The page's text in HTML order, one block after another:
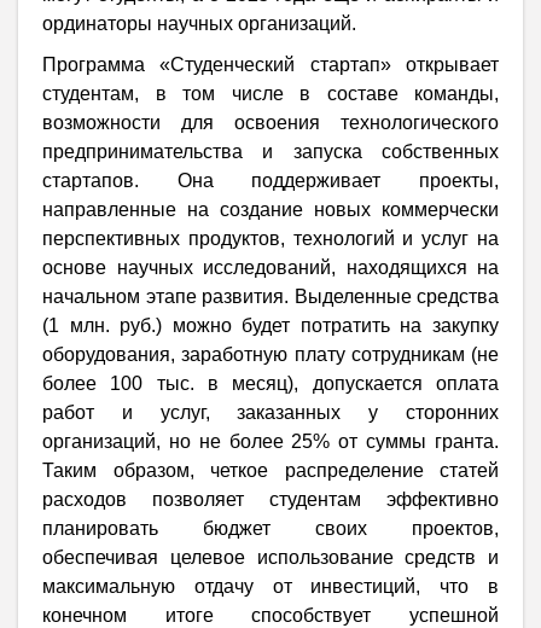
ординаторы научных организаций.
Программа «Студенческий стартап» открывает
студентам, в том числе в составе команды,
возможности для освоения технологического
предпринимательства и запуска собственных
стартапов. Она поддерживает проекты,
направленные на создание новых коммерчески
перспективных продуктов, технологий и услуг на
основе научных исследований, находящихся на
начальном этапе развития. Выделенные средства
(1 млн. руб.) можно будет потратить на закупку
оборудования, заработную плату сотрудникам (не
более 100 тыс. в месяц), допускается оплата
работ и услуг, заказанных у сторонних
организаций, но не более 25% от суммы гранта.
Таким образом, четкое распределение статей
расходов позволяет студентам эффективно
планировать бюджет своих проектов,
обеспечивая целевое использование средств и
максимальную отдачу от инвестиций, что в
конечном итоге способствует успешной